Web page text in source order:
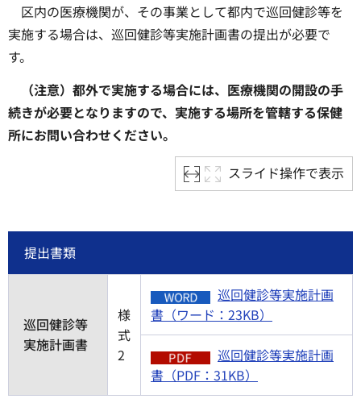
区内の医療機関が、その事業として都内で巡回健診等を
実施する場合は、巡回健診等実施計画書の提出が必要で
す。
（注意）都外で実施する場合には、医療機関の開設の手
続きが必要となりますので、実施する場所を管轄する保健
所にお問い合わせください。
スライド操作で表示
提出書類
巡回健診等
実施計画書
様
式
2
巡回健診等実施計画
書（ワード：23KB）
巡回健診等実施計画
書（PDF：31KB）